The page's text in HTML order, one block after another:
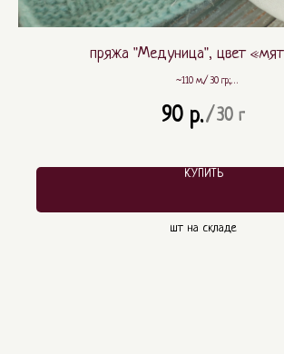
пряжа "Медуница", цвет
~110 м./ 30 гр.;
90 р./30 г
КУПИТЬ